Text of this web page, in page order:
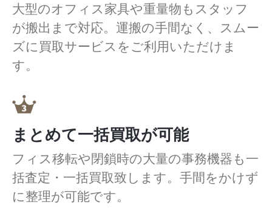
大型のオフィス家具や重量物もスタッフ
が搬出まで対応。運搬の手間なく、スムー
ズに買取サービスをご利用いただけま
す。
まとめて一括買取が可能
フィス移転や閉鎖時の大量の事務機器も一
括査定・一括買取致します。手間をかけず
に整理が可能です。